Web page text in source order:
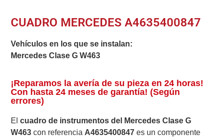
CUADRO MERCEDES A4635400847
Vehículos en los que se instalan:
Mercedes Clase G W463
¡Reparamos la avería de su pieza en 24 horas!
Con hasta 24 meses de garantía! (Según
errores)
Elcuadro de instrumentos del Mercedes Clase G
W463con referencia A4635400847 es un componente